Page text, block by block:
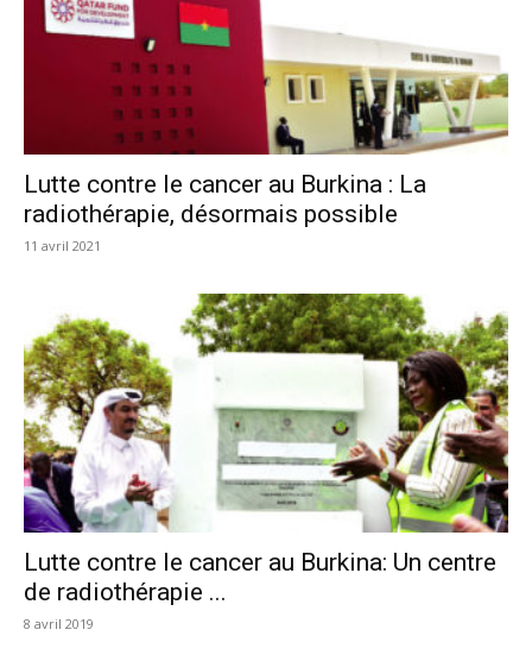
Lutte contre le cancer au Burkina : La
radiothérapie, désormais possible
11 avril 2021
Lutte contre le cancer au Burkina: Un centre
de radiothérapie ...
8 avril 2019